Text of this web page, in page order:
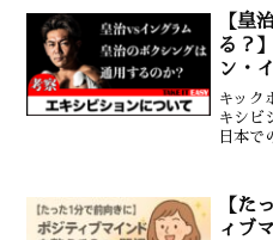
る取
は情
【皇
る？
ン・
課題
キック
キシビ
日本で
チを
ボク
【た
ィブ